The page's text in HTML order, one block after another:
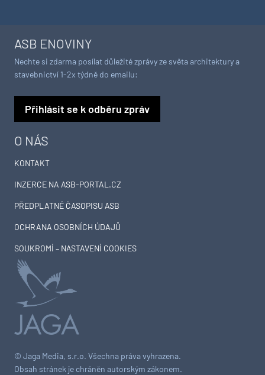
© Jaga Media, s.r.o. Všechna práva vyhrazena.
Obsah stránek je chráněn autorským zákonem.
O NÁS
KONTAKT
INZERCE NA ASB-PORTAL.CZ
PŘEDPLATNÉ ČASOPISU ASB
OCHRANA OSOBNÍCH ÚDAJŮ
SOUKROMÍ – NASTAVENÍ COOKIES
ASB ENOVINY
Nechte si zdarma posílat důležité zprávy ze světa architektury a
stavebnictví 1-2x týdně do emailu:
Přihlásit se k odběru zpráv